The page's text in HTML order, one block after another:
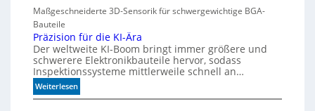
e
i
t
2
0
e
r
T
o
l
e
r
Maßgeschneiderte 3D-Sensorik für schwergewichtige BGA-
Bauteile
Präzision für die KI-Ära
Der weltweite KI-Boom bringt immer größere und
schwerere Elektronikbauteile hervor, sodass
Inspektionssysteme mittlerweile schnell an…
Weiterlesen:
P